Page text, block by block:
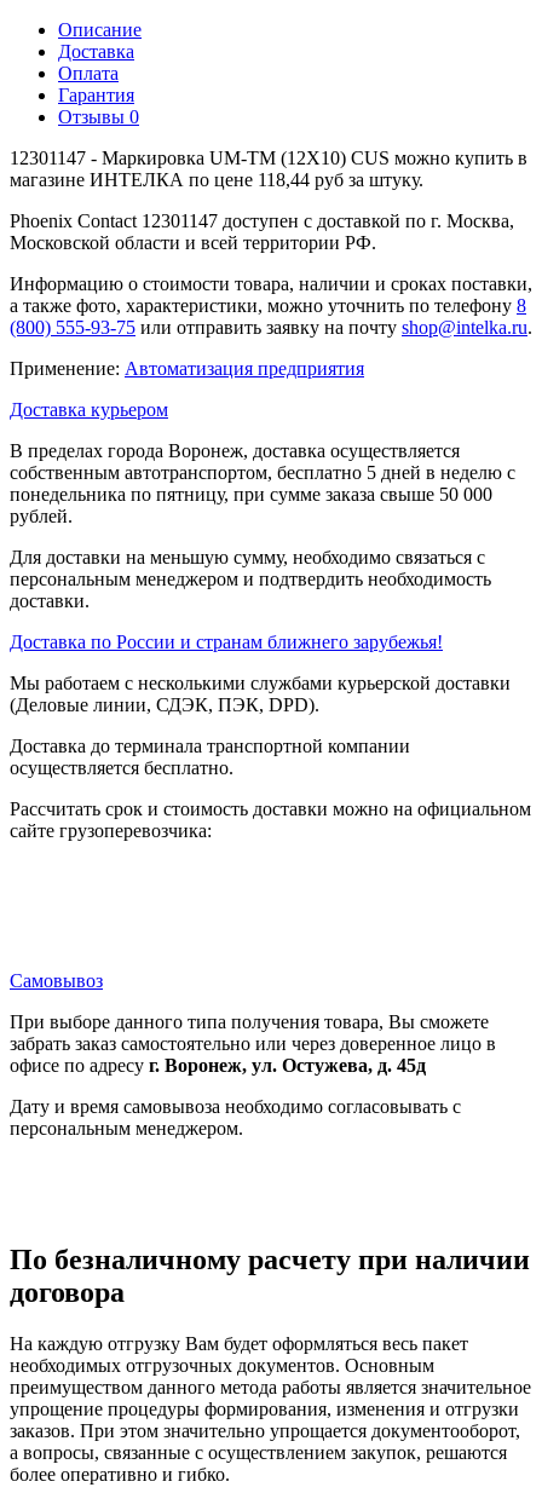
Описание
Доставка
Оплата
Гарантия
Отзывы 0
12301147 - Маркировка UM-TM (12X10) CUS можно купить в
магазине ИНТЕЛКА по цене 118,44 руб за штуку.
Phoenix Contact 12301147 доступен с доставкой по г. Москва,
Московской области и всей территории РФ.
Информацию о стоимости товара, наличии и сроках поставки,
а также фото, характеристики, можно уточнить по телефону 8
(800) 555-93-75 или отправить заявку на почту shop@intelka.ru.
Применение: Автоматизация предприятия
Доставка курьером
В пределах города Воронеж, доставка осуществляется
собственным автотранспортом, бесплатно 5 дней в неделю с
понедельника по пятницу, при сумме заказа свыше 50 000
рублей.
Для доставки на меньшую сумму, необходимо связаться с
персональным менеджером и подтвердить необходимость
доставки.
Доставка по России и странам ближнего зарубежья!
Мы работаем с несколькими службами курьерской доставки
(Деловые линии, СДЭК, ПЭК, DPD).
Доставка до терминала транспортной компании
осуществляется бесплатно.
Рассчитать срок и стоимость доставки можно на официальном
сайте грузоперевозчика:
Самовывоз
При выборе данного типа получения товара, Вы сможете
забрать заказ самостоятельно или через доверенное лицо в
офисе по адресу г. Воронеж, ул. Остужева, д. 45д
Дату и время самовывоза необходимо согласовывать с
персональным менеджером.
По безналичному расчету при наличии
договора
На каждую отгрузку Вам будет оформляться весь пакет
необходимых отгрузочных документов. Основным
преимуществом данного метода работы является значительное
упрощение процедуры формирования, изменения и отгрузки
заказов. При этом значительно упрощается документооборот,
а вопросы, связанные с осуществлением закупок, решаются
более оперативно и гибко.